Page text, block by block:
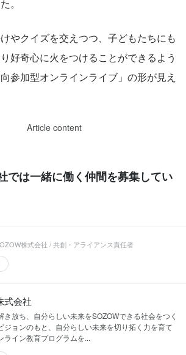
。
やクイズを交えつつ、子どもたちにも
好奇心に火をつけることができるよう
参加型オンラインライブ」の形が見え
では一緒に働く仲間を募集してい
株式会社 / 共創・アライアンス責任者
式会社
き放ち、自分らしい未来をSOZOWできる社会をつく
ジョンのもと、自分らしい未来を切り拓く力を育て
ライン教育プログラムを...